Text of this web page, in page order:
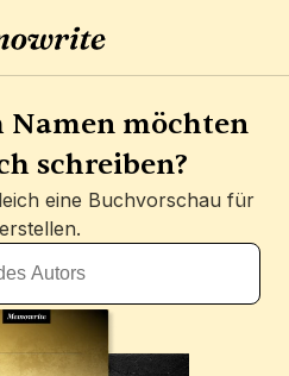
Namen möchten
schreiben?
eine Buchvorschau für